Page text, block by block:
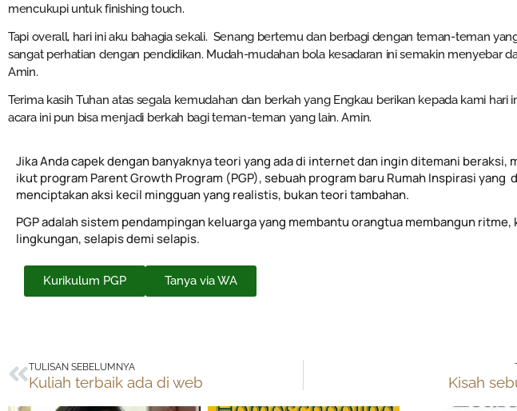
mencukupi untuk finishing touch.
Tapi overall, hari ini aku bahagia sekali. Senang bertemu dan berbagi dengan teman-teman
sangat perhatian dengan pendidikan. Mudah-mudahan bola kesadaran ini semakin menyebar
Amin.
Terima kasih Tuhan atas segala kemudahan dan berkah yang Engkau berikan kepada kami hari
acara ini pun bisa menjadi berkah bagi teman-teman yang lain. Amin.
Jika Anda capek dengan banyaknya teori yang ada di internet dan ingin ditemani beraksi,
ikut program Parent Growth Program (PGP), sebuah program baru Rumah Inspirasi yang
menciptakan aksi kecil mingguan yang realistis, bukan teori tambahan.
PGP adalah sistem pendampingan keluarga yang membantu orangtua membangun ritme,
lingkungan, selapis demi selapis.
Kurikulum PGP Tanya via WA
Prev
TULISAN SEBELUMNYA
Kuliah terbaik ada di web Kisah